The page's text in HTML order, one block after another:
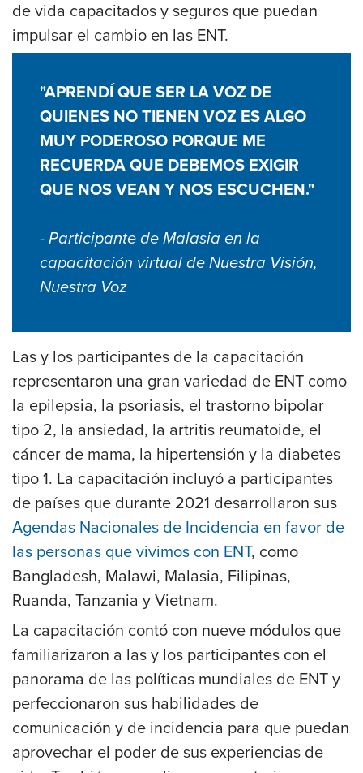
de vida capacitados y seguros que puedan
impulsar el cambio en las ENT.
"APRENDÍ QUE SER LA VOZ DE
QUIENES NO TIENEN VOZ ES ALGO
MUY PODEROSO PORQUE ME
RECUERDA QUE DEBEMOS EXIGIR
QUE NOS VEAN Y NOS ESCUCHEN."
- Participante de Malasia en la
capacitación virtual de Nuestra Visión,
Nuestra Voz
Las y los participantes de la capacitación
representaron una gran variedad de ENT como
la epilepsia, la psoriasis, el trastorno bipolar
tipo 2, la ansiedad, la artritis reumatoide, el
cáncer de mama, la hipertensión y la diabetes
tipo 1. La capacitación incluyó a participantes
de países que durante 2021 desarrollaron sus
Agendas Nacionales de Incidencia en favor de
las personas que vivimos con ENT, como
Bangladesh, Malawi, Malasia, Filipinas,
Ruanda, Tanzania y Vietnam.
La capacitación contó con nueve módulos que
familiarizaron a las y los participantes con el
panorama de las políticas mundiales de ENT y
perfeccionaron sus habilidades de
comunicación y de incidencia para que puedan
aprovechar el poder de sus experiencias de